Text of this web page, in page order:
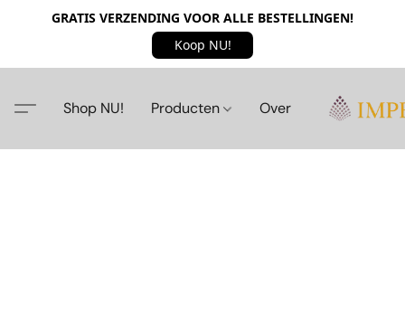
GRATIS VERZENDING VOOR ALLE BESTELLINGEN!
Koop NU!
Shop NU! Producten Over